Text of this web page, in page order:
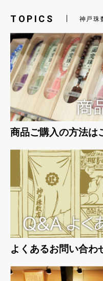
お買い物を続
TOPICS 神戸珠
商品ご購入の方法は
よくあるお問い合わ